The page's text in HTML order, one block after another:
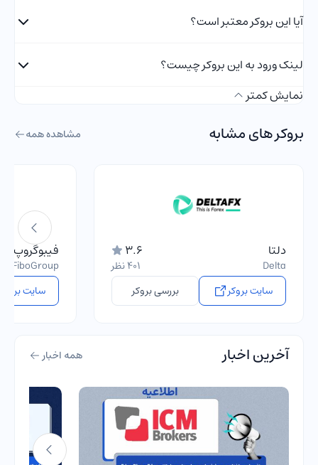
آیا این بروکر معتبر است؟
لینک ورود به این بروکر چیست؟
نمایش کمتر
بروکر های مشابه مشاهده همه
دلتا
Delta
3.6
401 نظر
سایت بروکر
بررسی بروکر
فیبوگروپ
FiboGroup
سایت بروکر
آخرین اخبار همه اخبار